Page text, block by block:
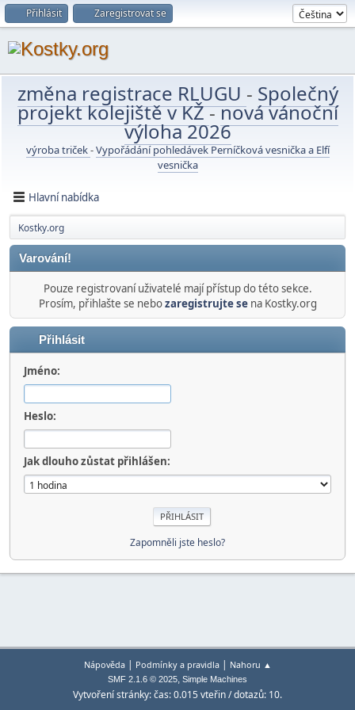
Přihlásit Zaregistrovat se
změna registrace RLUGU - Společný
projekt kolejiště v KŽ-nová vánoční
výloha 2026
výroba triček-Vypořádání pohledávek Perníčková vesnička a Elfí
vesnička
Hlavní nabídka
Kostky.org
Varování!
Pouze registrovaní uživatelé mají přístup do této sekce.
Prosím, přihlašte se nebozaregistrujte sena Kostky.org
Přihlásit
Jméno:
Heslo:
Jak dlouho zůstat přihlášen:
Zapomněli jste heslo?
Nápověda| Podmínky a pravidla| Nahoru ▲
SMF 2.1.6 © 2025, Simple Machines
Vytvoření stránky: čas: 0.015 vteřin / dotazů: 10.